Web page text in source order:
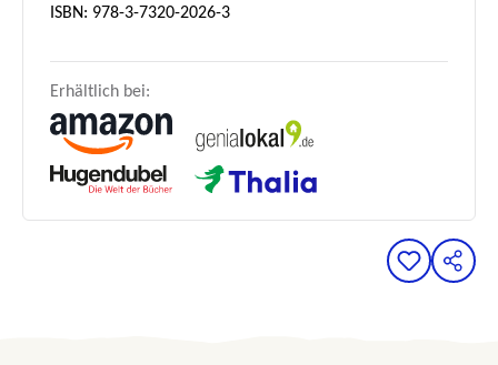
ISBN: 978-3-7320-2026-3
Erhältlich bei: